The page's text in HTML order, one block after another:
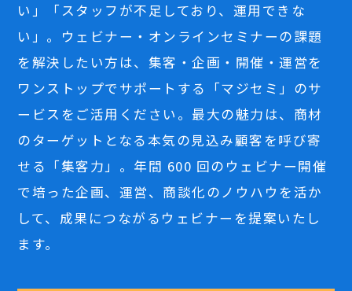
い」「スタッフが不足しており、運用できな
い」。ウェビナー・オンラインセミナーの課題
を解決したい方は、集客・企画・開催・運営を
ワンストップでサポートする「マジセミ」のサ
ービスをご活用ください。最大の魅力は、商材
のターゲットとなる本気の見込み顧客を呼び寄
せる「集客力」。年間 600 回のウェビナー開催
で培った企画、運営、商談化のノウハウを活か
して、成果につながるウェビナーを提案いたし
ます。